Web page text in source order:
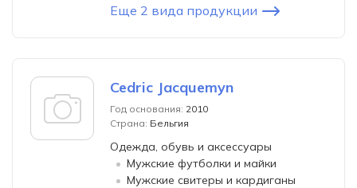
Еще 2 вида продукции
Cedric Jacquemyn
Год основания: 2010
Страна: Бельгия
Одежда, обувь и аксессуары
Мужские футболки и майки
Мужские свитеры и кардиганы